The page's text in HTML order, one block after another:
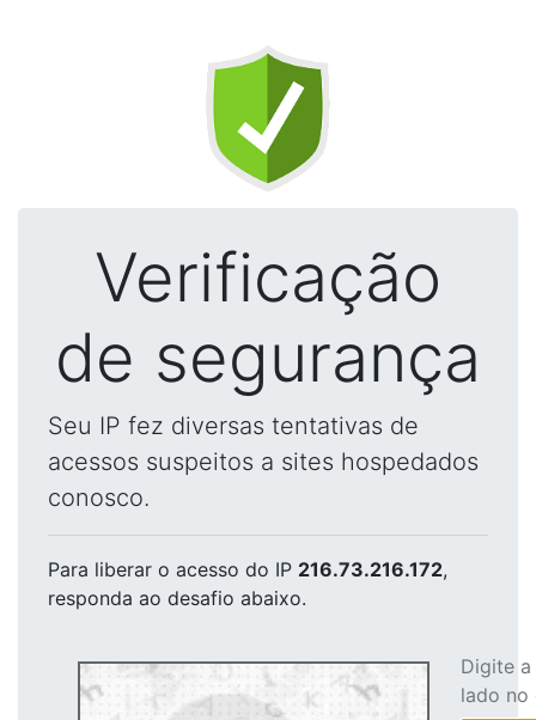
Verificação
de segurança
Seu IP fez diversas tentativas de
acessos suspeitos a sites hospedados
conosco.
Para liberar o acesso do IP 216.73.216.172,
responda ao desafio abaixo.
Digite
lado no